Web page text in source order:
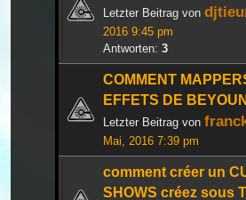
Letzter Beitrag von
2016 9:45 pm
Antworten: 3
COMMENT
EFFETS DE
Letzter Beitrag von
Mai, 2016 7:39 pm
comment créer un
SHOWS créez sous